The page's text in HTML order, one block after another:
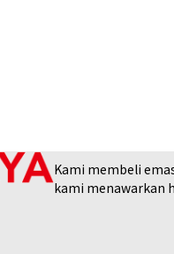
Kami membeli
kami menawarkan